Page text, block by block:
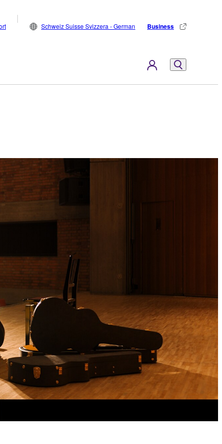
Schweiz Suisse Svizzera - German Business